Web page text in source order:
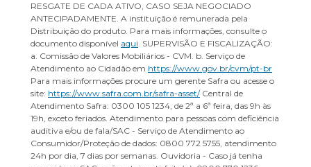
RESGATE DE CADA ATIVO, CASO SEJA NEGOCIADO
ANTECIPADAMENTE. A instituição é remunerada pela
Distribuição do produto. Para mais informações, consulte o
documento disponível aqui. SUPERVISÃO E FISCALIZAÇÃO:
a. Comissão de Valores Mobiliários - CVM. b. Serviço de
Atendimento ao Cidadão em https://www.gov.br/cvm/pt-br
Para mais informações procure um gerente Safra ou acesse o
site: https://www.safra.com.br/safra-asset/Central de
Atendimento Safra: 0300 105 1234, de 2ª a 6ª feira, das 9h às
19h, exceto feriados. Atendimento para pessoas com deficiência
auditiva e/ou de fala/SAC - Serviço de Atendimento ao
Consumidor/Proteção de dados: 0800 772 5755, atendimento
24h por dia, 7 dias por semanas. Ouvidoria - Caso já tenha